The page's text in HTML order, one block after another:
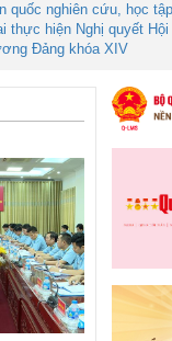
quốc nghiên cứu, học
thực hiện Nghị quyết
Đảng khóa XIV